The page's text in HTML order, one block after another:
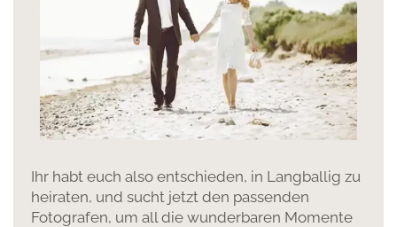
Ihr habt euch also entschieden, in Langballig zu
heiraten, und sucht jetzt den passenden
Fotografen, um all die wunderbaren Momente